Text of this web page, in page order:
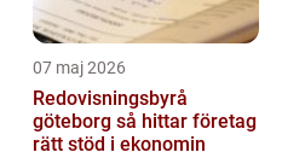
07 maj 2026
Redovisningsbyrå
göteborg så hittar företag
rätt stöd i ekonomin